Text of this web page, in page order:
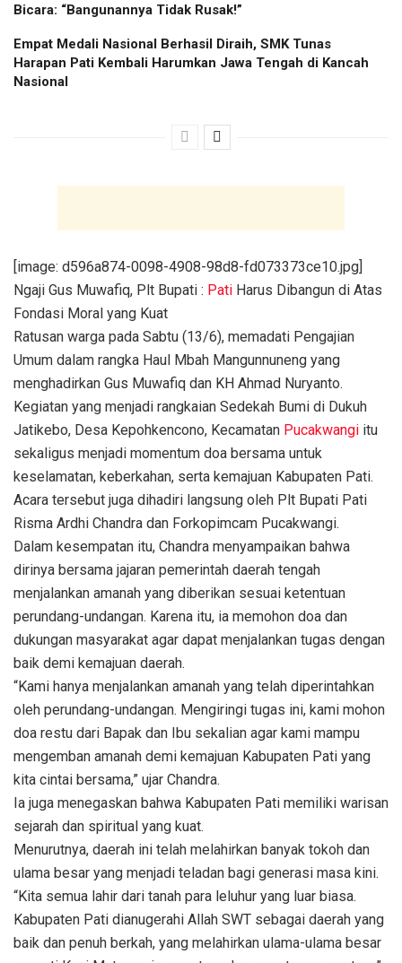
Bicara: “Bangunannya Tidak Rusak!”
Empat Medali Nasional Berhasil Diraih, SMK Tunas
Harapan Pati Kembali Harumkan Jawa Tengah di Kancah
Nasional
[image: d596a874-0098-4908-98d8-fd073373ce10.jpg]
Ngaji Gus Muwafiq, Plt Bupati : Pati Harus Dibangun di Atas
Fondasi Moral yang Kuat
Ratusan warga pada Sabtu (13/6), memadati Pengajian
Umum dalam rangka Haul Mbah Mangunnuneng yang
menghadirkan Gus Muwafiq dan KH Ahmad Nuryanto.
Kegiatan yang menjadi rangkaian Sedekah Bumi di Dukuh
Jatikebo, Desa Kepohkencono, Kecamatan Pucakwangi itu
sekaligus menjadi momentum doa bersama untuk
keselamatan, keberkahan, serta kemajuan Kabupaten Pati.
Acara tersebut juga dihadiri langsung oleh Plt Bupati Pati
Risma Ardhi Chandra dan Forkopimcam Pucakwangi.
Dalam kesempatan itu, Chandra menyampaikan bahwa
dirinya bersama jajaran pemerintah daerah tengah
menjalankan amanah yang diberikan sesuai ketentuan
perundang-undangan. Karena itu, ia memohon doa dan
dukungan masyarakat agar dapat menjalankan tugas dengan
baik demi kemajuan daerah.
“Kami hanya menjalankan amanah yang telah diperintahkan
oleh perundang-undangan. Mengiringi tugas ini, kami mohon
doa restu dari Bapak dan Ibu sekalian agar kami mampu
mengemban amanah demi kemajuan Kabupaten Pati yang
kita cintai bersama,” ujar Chandra.
Ia juga menegaskan bahwa Kabupaten Pati memiliki warisan
sejarah dan spiritual yang kuat.
Menurutnya, daerah ini telah melahirkan banyak tokoh dan
ulama besar yang menjadi teladan bagi generasi masa kini.
“Kita semua lahir dari tanah para leluhur yang luar biasa.
Kabupaten Pati dianugerahi Allah SWT sebagai daerah yang
baik dan penuh berkah, yang melahirkan ulama-ulama besar